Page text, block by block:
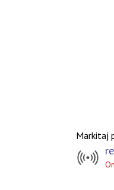
Markitaj